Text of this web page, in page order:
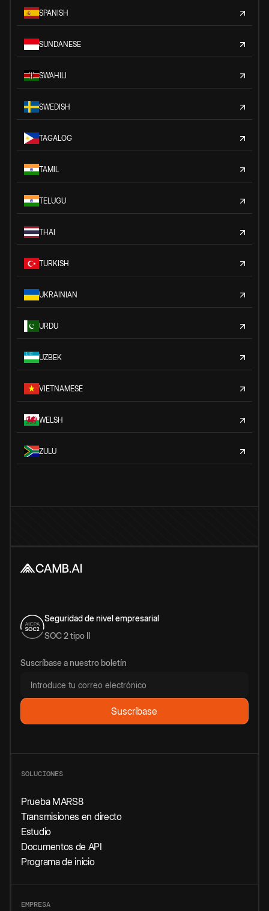
SPANISH
SUNDANESE
SWAHILI
SWEDISH
TAGALOG
TAMIL
TELUGU
THAI
TURKISH
UKRAINIAN
URDU
UZBEK
VIETNAMESE
WELSH
ZULU
Seguridad de nivel empresarial
SOC 2 tipo II
Suscríbase a nuestro boletín
SOLUCIONES
Prueba MARS8
Transmisiones en directo
Estudio
Documentos de API
Programa de inicio
EMPRESA